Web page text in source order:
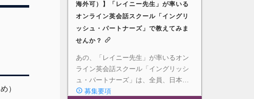
）
海外可）】「レイニー先生」が率いる
オンライン英会話スクール「イングリ
ッシュ・パートナーズ」で教えてみま
せんか？
あの、「レイニー先生」が率いるオン
ライン英会話スクール「イングリッシ
ュ・パートナーズ」は、全員、日本…
募集要項